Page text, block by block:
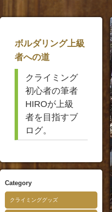
ボルダリング上級
者への道
クライミング
初心者の筆者
HIROが上級
者を目指すブ
ログ。
Category
クライミンググッズ